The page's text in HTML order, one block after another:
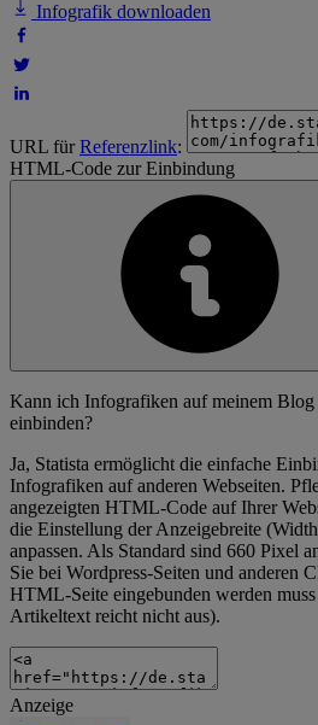
Infografik downloaden
URL fürReferenzlink:
HTML-Code zur Einbindung
Kann ich Infografiken auf meinem Blog
einbinden?
Ja, Statista ermöglicht die einfache
Infografiken auf anderen Webseiten.
angezeigten HTML-Code auf Ihrer
die Einstellung der Anzeigebreite
anpassen. Als Standard sind 660 Pixel
Sie bei Wordpress-Seiten und anderen
HTML-Seite eingebunden werden
Artikeltext reicht nicht aus).
Anzeige